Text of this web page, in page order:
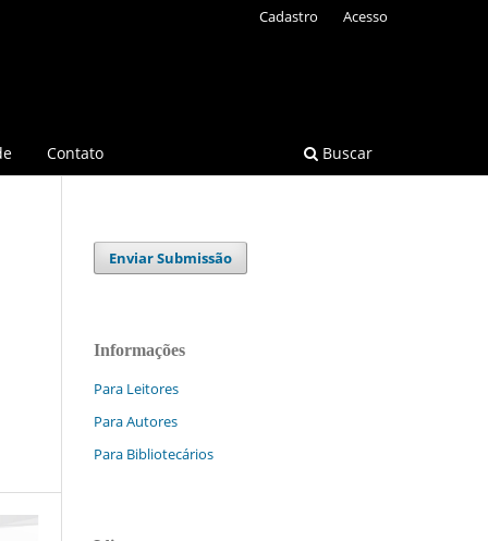
Contato Buscar
Cadastro Acesso
Enviar Submissão
Informações
Para Leitores
Para Autores
Para Bibliotecários